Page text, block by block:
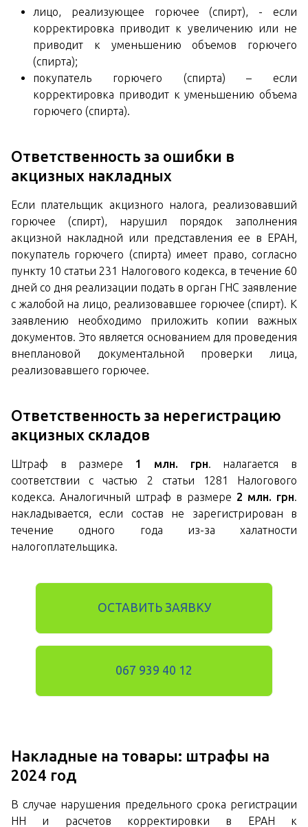
лицо, реализующее горючее (спирт), - если
корректировка приводит к увеличению или не
приводит к уменьшению объемов горючего
(спирта);
покупатель горючего (спирта) – если
корректировка приводит к уменьшению объема
горючего (спирта).
Ответственность за ошибки в
акцизных накладных
Если плательщик акцизного налога, реализовавший
горючее (спирт), нарушил порядок заполнения
акцизной накладной или представления ее в ЕРАН,
покупатель горючего (спирта) имеет право, согласно
пункту 10 статьи 231 Налогового кодекса, в течение 60
дней со дня реализации подать в орган ГНС заявление
с жалобой на лицо, реализовавшее горючее (спирт). К
заявлению необходимо приложить копии важных
документов. Это является основанием для проведения
внеплановой документальной проверки лица,
реализовавшего горючее.
Ответственность за нерегистрацию
акцизных складов
Штраф в размере 1 млн. грн. налагается в
соответствии с частью 2 статьи 1281 Налогового
кодекса. Аналогичный штраф в размере 2 млн. грн.
накладывается, если состав не зарегистрирован в
течение одного года из-за халатности
налогоплательщика.
ОСТАВИТЬ ЗАЯВКУ
067 939 40 12
Накладные на товары: штрафы на
2024 год
В случае нарушения предельного срока регистрации
НН и расчетов корректировки в ЕРАН к